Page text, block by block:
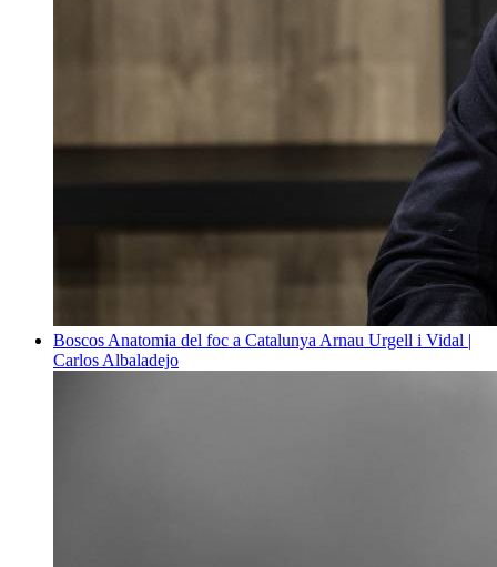
Boscos Anatomia del foc a Catalunya Arnau Urgell i Vidal |
Carlos Albaladejo